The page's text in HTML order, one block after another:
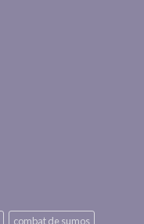
combat de sumos